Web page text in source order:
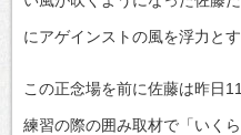
にアゲインストの風を浮力とす
この正念場を前に佐藤は昨日
練習の際の囲み取材で「いく